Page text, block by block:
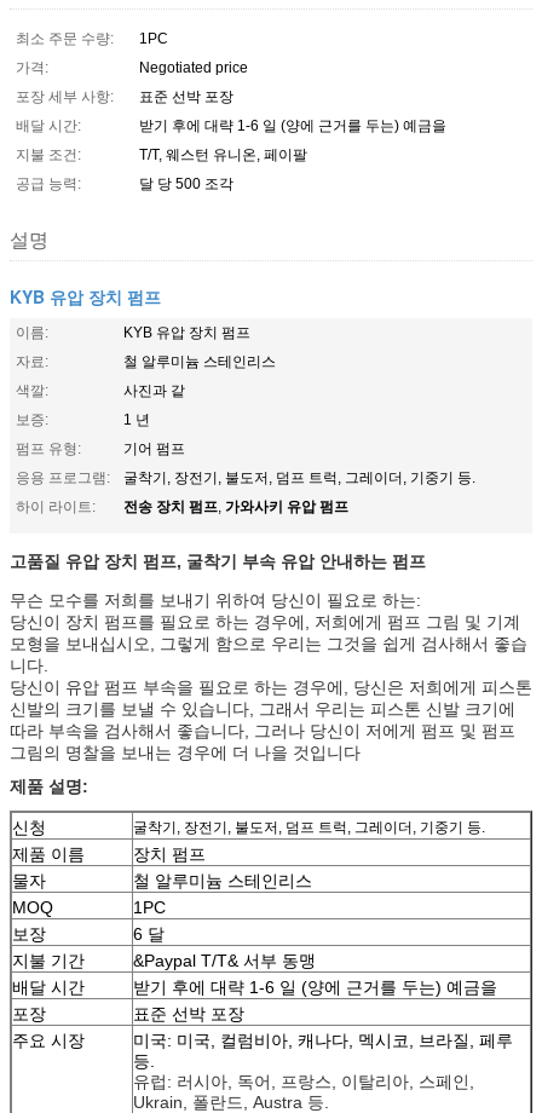
최소 주문 수량:
1PC
가격:
Negotiated price
포장 세부 사항:
표준 선박 포장
배달 시간:
받기 후에 대략 1-6 일 (양에 근거를 두는) 예금을
지불 조건:
T/T, 웨스턴 유니온, 페이팔
공급 능력:
달 당 500 조각
설명
KYB 유압 장치 펌프
이름:
KYB 유압 장치 펌프
자료:
철 알루미늄 스테인리스
색깔:
사진과 같
보증:
1 년
펌프 유형:
기어 펌프
응용 프로그램:
굴착기, 장전기, 불도저, 덤프 트럭, 그레이더, 기중기 등.
하이 라이트:
전송 장치 펌프, 가와사키 유압 펌프
고품질 유압 장치 펌프, 굴착기 부속 유압 안내하는 펌프
무슨 모수를 저희를 보내기 위하여 당신이 필요로 하는:
당신이 장치 펌프를 필요로 하는 경우에, 저희에게 펌프 그림 및 기계
모형을 보내십시오, 그렇게 함으로 우리는 그것을 쉽게 검사해서 좋습
니다.
당신이 유압 펌프 부속을 필요로 하는 경우에, 당신은 저희에게 피스톤
신발의 크기를 보낼 수 있습니다, 그래서 우리는 피스톤 신발 크기에
따라 부속을 검사해서 좋습니다, 그러나 당신이 저에게 펌프 및 펌프
그림의 명찰을 보내는 경우에 더 나을 것입니다
제품 설명:
신청 굴착기, 장전기, 불도저, 덤프 트럭, 그레이더, 기중기 등.
제품 이름
장치 펌프
물자
철 알루미늄 스테인리스
MOQ
1PC
보장
6 달
지불 기간
&Paypal T/T& 서부 동맹
배달 시간
받기 후에 대략 1-6 일 (양에 근거를 두는) 예금을
포장
표준 선박 포장
주요 시장
미국: 미국, 컬럼비아, 캐나다, 멕시코, 브라질, 페루
등.
유럽: 러시아, 독어, 프랑스, 이탈리아, 스페인,
Ukrain, 폴란드, Austra 등.